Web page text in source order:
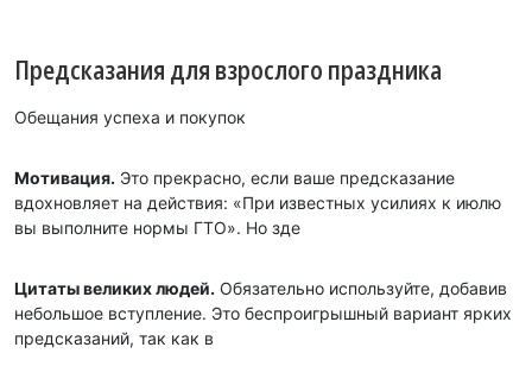
Предсказания для взрослого праздника
Обещания успеха и покупок
Мотивация. Это прекрасно, если ваше предсказание
вдохновляет на действия: «При известных усилиях к июлю
вы выполните нормы ГТО». Но зде
Цитаты великих людей. Обязательно используйте, добавив
небольшое вступление. Это беспроигрышный вариант ярких
предсказаний, так как в